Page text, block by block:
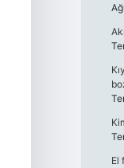
El